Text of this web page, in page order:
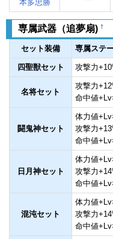
本多忠勝
専属武器（追夢扇) †
セット装備 専属ステ
四聖獣セット 攻撃力
名将セット
攻撃力
命中値
闘鬼神セット
体力値
攻撃力
命中値
日月神セット
体力値
攻撃力
命中値
混沌セット
体力値
攻撃力
命中値